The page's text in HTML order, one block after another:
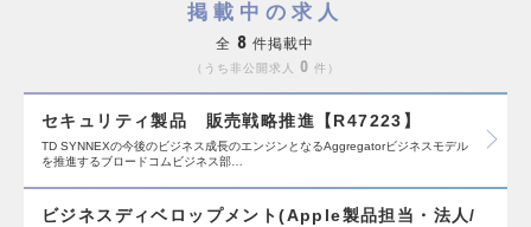
掲載中の求人
全 8 件掲載中
うち非公開求人 0 件
セキュリティ製品 販売戦略推進【R47223】
TD SYNNEXの今後のビジネス成長のエンジンとなるAggregatorビジネスモデル
を推進するブロードコムビジネス部…
ビジネスディベロップメント(Apple製品担当・法人/